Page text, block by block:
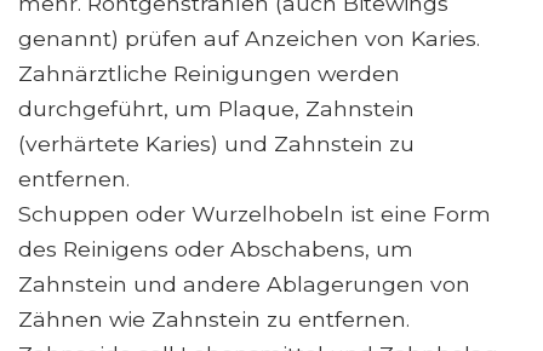
genannt) prüfen auf Anzeichen von Karies.
Zahnärztliche Reinigungen werden
durchgeführt, um Plaque, Zahnstein
(verhärtete Karies) und Zahnstein zu
entfernen.
Schuppen oder Wurzelhobeln ist eine Form
des Reinigens oder Abschabens, um
Zahnstein und andere Ablagerungen von
Zähnen wie Zahnstein zu entfernen.